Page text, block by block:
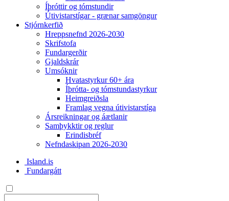
Íþróttir og tómstundir
Útivistarstígar - grænar samgöngur
Stjórnkerfið
Hreppsnefnd 2026-2030
Skrifstofa
Fundargerðir
Gjaldskrár
Umsóknir
Hvatastyrkur 60+ ára
Íþrótta- og tómstundastyrkur
Heimgreiðsla
Framlag vegna útivistarstíga
Ársreikningar og áætlanir
Samþykktir og reglur
Erindisbréf
Nefndaskipan 2026-2030
Island.is
Fundargátt